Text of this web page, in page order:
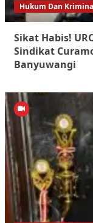
Hukum Dan
Sikat Habis!
Sindikat
Banyuwangi